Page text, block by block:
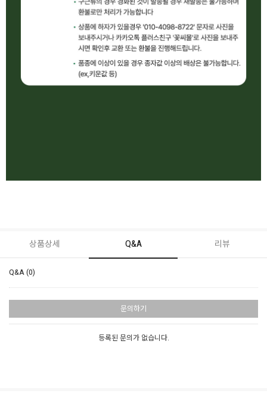
상품상세 Q&A 리뷰
Q&A (0)
문의하기
등록된 문의가 없습니다.